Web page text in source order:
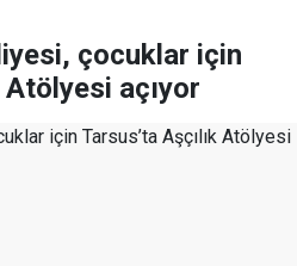
çocuklar için
Atölyesi açıyor